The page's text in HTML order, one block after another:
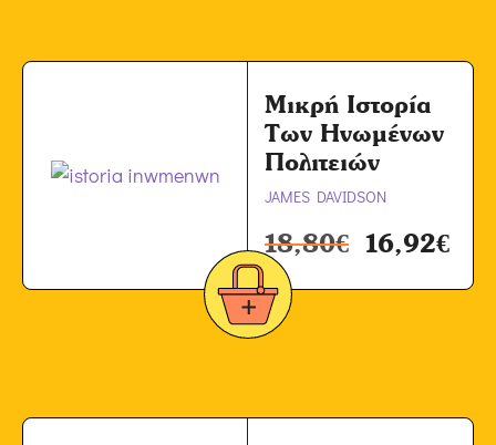
Μικρή Ιστορία
Των Ηνωμένων
Πολιτειών
JAMES DAVIDSON
18,80€ 16,92€